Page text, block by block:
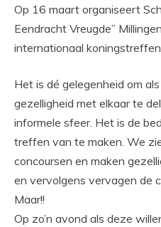
Op 16 maart organiseert
Eendracht Vreugde”
internationaal
Het is dé gelegenheid om
gezelligheid met elkaar te
informele sfeer. Het is de
treffen van te maken. We
concoursen en maken
en vervolgens vervagen de
Maar!!
Op zo’n avond als deze